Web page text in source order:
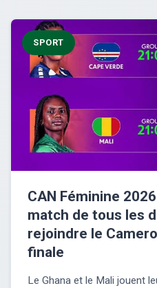
SPORT
CAN Féminine
match de tous les
rejoindre le
finale
Le Ghana et le Mali jouent